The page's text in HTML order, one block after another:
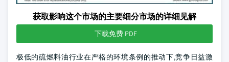
获取影响这个市场的主要细分市场的详细见解
下载免费 PDF
极低的硫燃料油行业在严格的环境条例的推动下,竞争日益激